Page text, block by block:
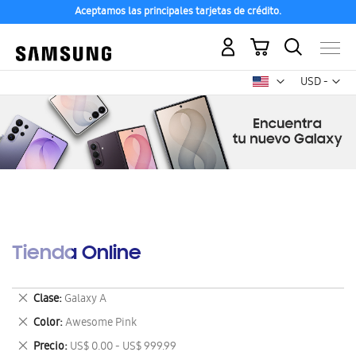
Aceptamos las principales tarjetas de crédito.
USD -
dólar
Mi carrito
Tienda Online
Clase Galaxy A
Eliminar
este
artículo
Color Awesome Pink
Eliminar
este
Precio US$ 0.00 - US$ 999.99
Eliminar